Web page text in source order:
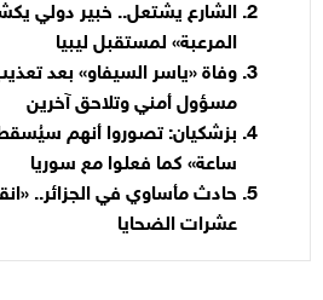
الشارع يشتعل.. خبير دولي
المرعبة» لمستقبل ليبيا
وفاة «ياسر السيفاو» بعد
مسؤول أمني وتلاحق آخرين
ساعة» كما فعلوا مع سوريا
حادث مأساوي في الجزائر..
عشرات الضحايا